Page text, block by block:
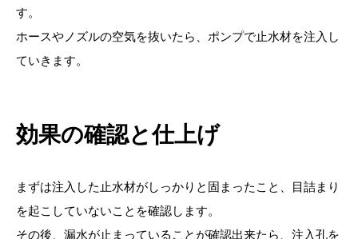
す。
ホースやノズルの空気を抜いたら、ポンプで止水材を注入し
ていきます。
効果の確認と仕上げ
まずは注入した止水材がしっかりと固まったこと、目詰まり
を起こしていないことを確認します。
その後、漏水が止まっていることが確認出来たら、注入孔を